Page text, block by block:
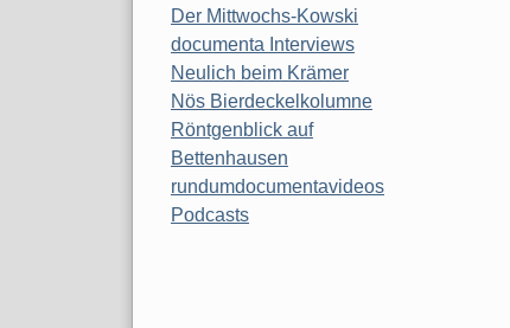
Der Mittwochs-Kowski
documenta Interviews
Neulich beim Krämer
Nös Bierdeckelkolumne
Röntgenblick auf
Bettenhausen
rundumdocumentavideos
Podcasts